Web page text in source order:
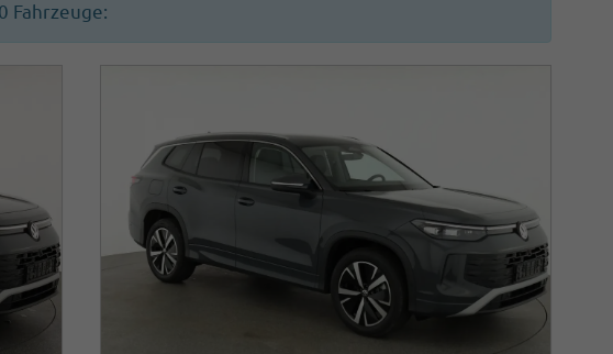
Fahrzeuge: